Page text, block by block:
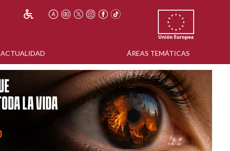
ACTUALIDAD ÁREAS TEMÁTICAS